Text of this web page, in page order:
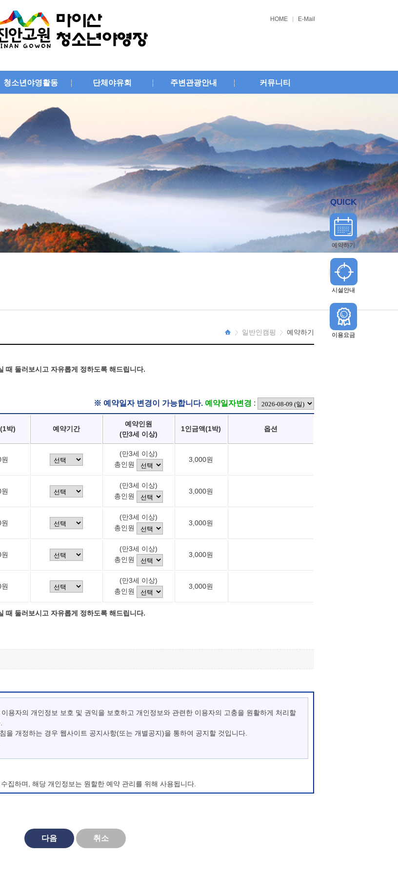
HOME E-Mail
청소년야영활동 단체야유회 주변관광안내 커뮤니티
일반인캠핑 예약하기
둘러보시고 자유롭게 정하도록 해드립니다.
※ 예약일자 변경이 가능합니다. 예약일자변경 :
박) 예약기간
예약인원
(만3세 이상)
1인금액(1박) 옵션
(만3세 이상)
총인원
3,000원
(만3세 이상)
총인원
3,000원
(만3세 이상)
총인원
3,000원
(만3세 이상)
총인원
3,000원
(만3세 이상)
총인원
3,000원
둘러보시고 자유롭게 정하도록 해드립니다.
용자의 개인정보 보호 및 권익을 보호하고 개인정보와 관련한 이용자의 고충을 원활하게 처리할
을 개정하는 경우 웹사이트 공지사항(또는 개별공지)을 통하여 공지할 것입니다.
집하며, 해당 개인정보는 원할한 예약 관리를 위해 사용됩니다.
다음 취소
QUICK
예약하기
시설안내
이용요금